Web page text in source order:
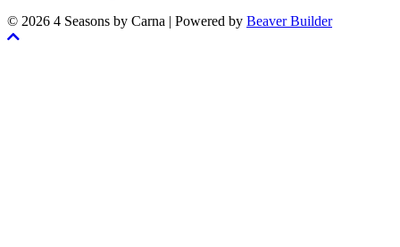
© 2026 4 Seasons by Carna | Powered by Beaver Builder
Skrolla